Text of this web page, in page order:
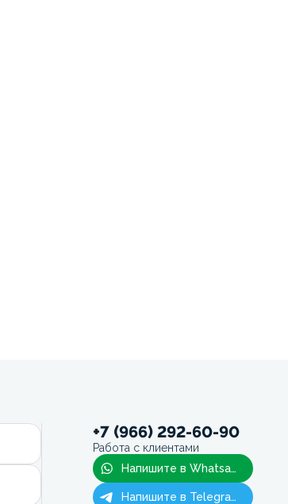
+7 (966) 292-60-90
Работа с клиентами
Напишите в Whatsapp
Напишите в Telegram